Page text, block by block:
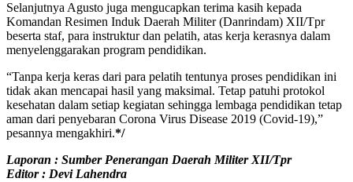
Selanjutnya Agusto juga mengucapkan terima kasih kepada
Komandan Resimen Induk Daerah Militer (Danrindam) XII/Tpr
beserta staf, para instruktur dan pelatih, atas kerja kerasnya dalam
menyelenggarakan program pendidikan.
“Tanpa kerja keras dari para pelatih tentunya proses pendidikan ini
tidak akan mencapai hasil yang maksimal. Tetap patuhi protokol
kesehatan dalam setiap kegiatan sehingga lembaga pendidikan tetap
aman dari penyebaran Corona Virus Disease 2019 (Covid-19),”
pesannya mengakhiri.*/
Laporan : Sumber Penerangan Daerah Militer XII/Tpr
Editor : Devi Lahendra